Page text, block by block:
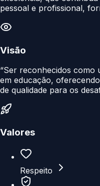
pessoal e profissional,
Visão
“Ser reconhecidos como
em educação,
de qualidade para os
Valores
Respeito